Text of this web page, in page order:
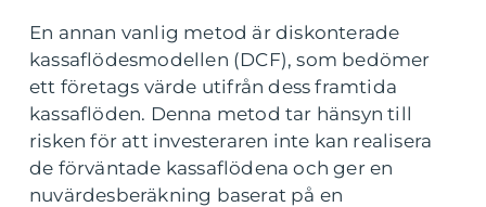
En annan vanlig metod är diskonterade
kassaflödesmodellen (DCF), som bedömer
ett företags värde utifrån dess framtida
kassaflöden. Denna metod tar hänsyn till
risken för att investeraren inte kan realisera
de förväntade kassaflödena och ger en
nuvärdesberäkning baserat på en